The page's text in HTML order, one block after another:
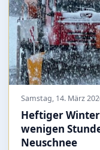
Samstag, 14. März
Heftiger
wenigen
Neuschnee